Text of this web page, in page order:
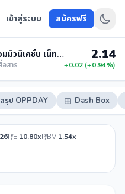
เข้าสู่ระบบ สมัครฟรี
บริษัท อินฟอร์เมชั่น แอนด์ คอมมิวนิเคชั่น เน็ทเวิร์คส จำกัด (มหาชน)
อสาร
2.14
+0.02 (+0.94%)
สรุป OPPDAY Dash Box
P/E 10.80xP/BV 1.54x